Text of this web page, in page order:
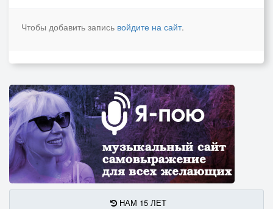
Чтобы добавить запись войдите на сайт.
НАМ 15 ЛЕТ